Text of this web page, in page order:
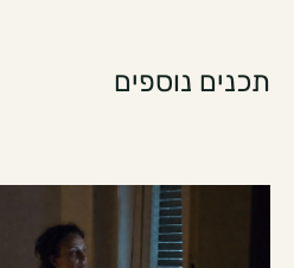
תכנים נוספים